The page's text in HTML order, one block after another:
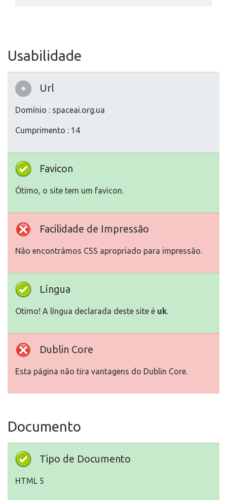
Usabilidade
Url
Domínio : spaceai.org.ua
Cumprimento : 14
Favicon
Ótimo, o site tem um favicon.
Facilidade de Impressão
Não encontrámos CSS apropriado para impressão.
Língua
Otimo! A língua declarada deste site é uk.
Dublin Core
Esta página não tira vantagens do Dublin Core.
Documento
Tipo de Documento
HTML 5